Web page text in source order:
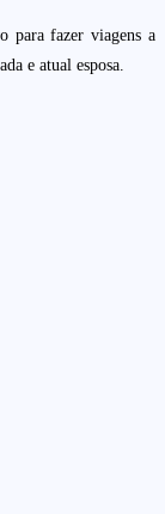
para fazer viagens a
e atual esposa.